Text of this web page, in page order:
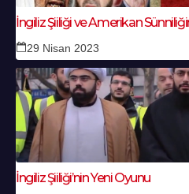
İngiliz Şiiliği ve Amerikan
29 Nisan 2023
İngiliz Şiiliği’nin Yeni Oyunu